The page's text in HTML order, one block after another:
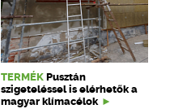
TERMÉK Pusztán
szigeteléssel is elérhetők a
magyar klímacélok